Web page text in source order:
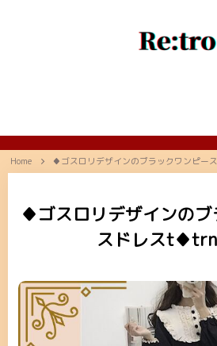
Home ♦ゴスロリデザインのブラックワンピ
♦ゴスロリデザインのブ
スドレス